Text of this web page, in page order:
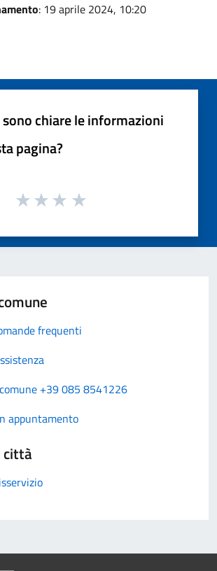
: 19 aprile 2024, 10:20
chiare le informazioni
pagina?
frequenti
+39 085 8541226
appuntamento
città